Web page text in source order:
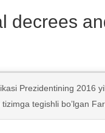
decrees
Prezidentining 2016
tizimga tegishli boʼlgan